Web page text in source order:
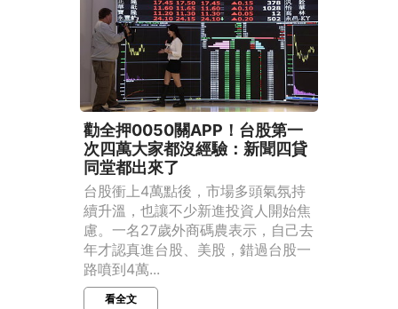
勸全押0050關APP！台股第一
次四萬大家都沒經驗：新聞四貸
同堂都出來了
台股衝上4萬點後，市場多頭氣氛持
續升溫，也讓不少新進投資人開始焦
慮。一名27歲外商碼農表示，自己去
年才認真進台股、美股，錯過台股一
路噴到4萬...
看全文